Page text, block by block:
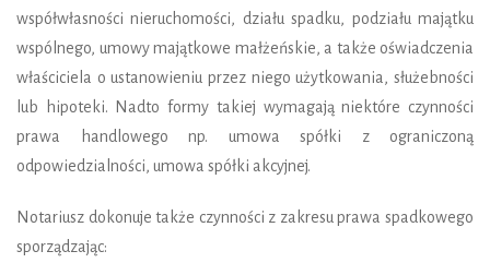
współwłasności nieruchomości, działu spadku, podziału majątku
wspólnego, umowy majątkowe małżeńskie, a także oświadczenia
właściciela o ustanowieniu przez niego użytkowania, służebności
lub hipoteki. Nadto formy takiej wymagają niektóre czynności
prawa handlowego np. umowa spółki z ograniczoną
odpowiedzialności, umowa spółki akcyjnej.
Notariusz dokonuje także czynności z zakresu prawa spadkowego
sporządzając: